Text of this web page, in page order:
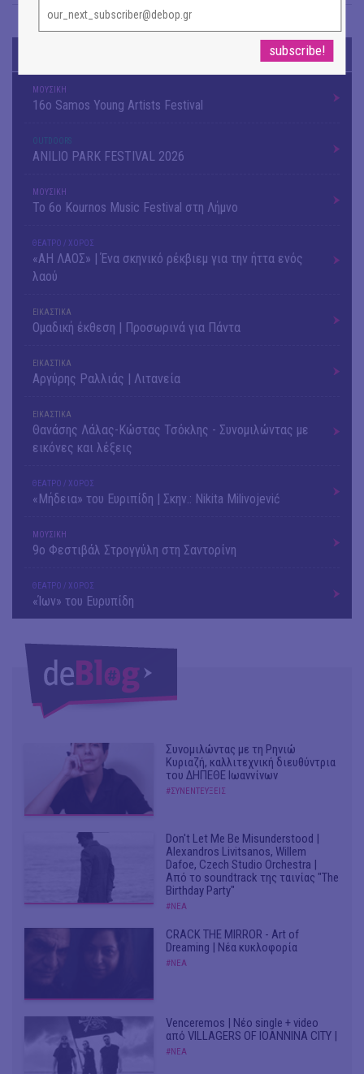
ΜΟΥΣΙΚΗ
16o Samos Young Artists Festival
OUTDΟORS
ANILIO PARK FESTIVAL 2026
ΜΟΥΣΙΚΗ
Το 6ο Kournos Music Festival στη Λήμνο
ΘΕΑΤΡΟ / ΧΟΡΟΣ
«ΑΗ ΛΑΟΣ» | Ένα σκηνικό ρέκβιεμ για την ήττα ενός
λαού
ΕΙΚΑΣΤΙΚΑ
Ομαδική έκθεση | Προσωρινά για Πάντα
ΕΙΚΑΣΤΙΚΑ
Αργύρης Ραλλιάς | Λιτανεία
ΕΙΚΑΣΤΙΚΑ
Θανάσης Λάλας-Κώστας Τσόκλης - Συνομιλώντας με
εικόνες και λέξεις
ΘΕΑΤΡΟ / ΧΟΡΟΣ
«Μήδεια» του Ευριπίδη | Σκην.: Nikita Milivojević
ΜΟΥΣΙΚΗ
9o Φεστιβάλ Στρογγύλη στη Σαντορίνη
ΘΕΑΤΡΟ / ΧΟΡΟΣ
«Ίων» του Ευρυπίδη
Συνομιλώντας με τη Ρηνιώ
Κυριαζή, καλλιτεχνική διευθύντρια
του ΔΗΠΕΘΕ Ιωαννίνων
#ΣΥΝΕΝΤΕΥΞΕΙΣ
Don't Let Me Be Misunderstood |
Alexandros Livitsanos, Willem
Dafoe, Czech Studio Orchestra |
Από το soundtrack της ταινίας "The
Birthday Party"
#ΝΕΑ
CRACK THE MIRROR - Art of
Dreaming | Νέα κυκλοφορία
#ΝΕΑ
Venceremos | Νέο single + video
από VILLAGERS OF IOANNINA CITY |
#ΝΕΑ